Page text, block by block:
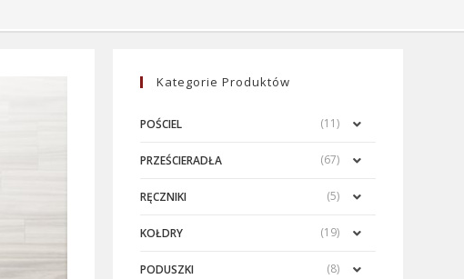
Kategorie Produktów
POŚCIEL (11)
PRZEŚCIERADŁA (67)
RĘCZNIKI (5)
KOŁDRY (19)
PODUSZKI (8)